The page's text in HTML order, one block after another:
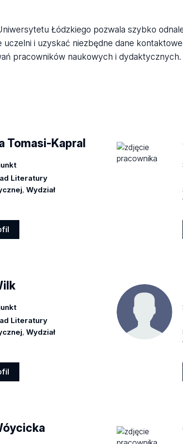
Łódzkiego pozwala szybko
i uzyskać niezbędne dane
pracowników naukowych i dydaktycznych.
Tomasi-Kapral
Literatury
, Wydział
Literatury
, Wydział